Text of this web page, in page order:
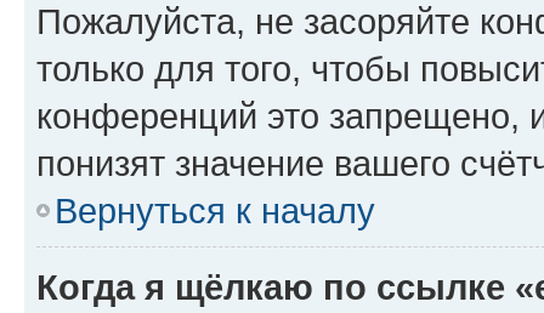
Пожалуйста, не засоряйте
только для того, чтобы
конференций это запрещено,
понизят значение вашего
Вернуться к началу
Когда я щёлкаю по ссылке